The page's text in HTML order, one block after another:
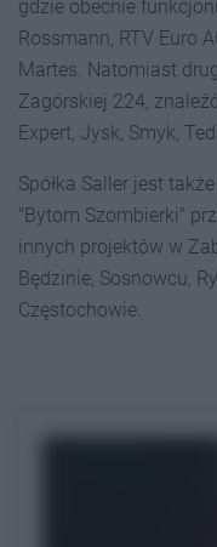
gdzie obecnie
Rossmann, RTV Euro
Martes. Natomiast
Zagórskiej 224,
Expert, Jysk, Smyk,
Spółka Saller jest
"Bytom Szombierki"
innych projektów w
Będzinie, Sosnowcu,
Częstochowie.